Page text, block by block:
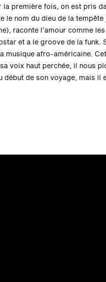
la première fois, on est pris
le nom du dieu de la
raconte l’amour comme
et a le groove de la
musique afro-américaine.
voix haut perchée, il nous
début de son voyage, mais